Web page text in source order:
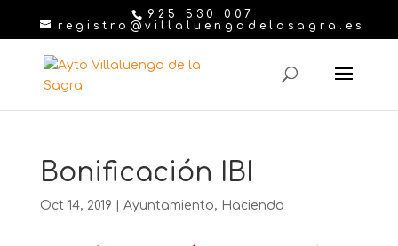
925 530 007
registro@villaluengadelasagra.es
Bonificación IBI
Oct 14, 2019 Ayuntamiento, Hacienda